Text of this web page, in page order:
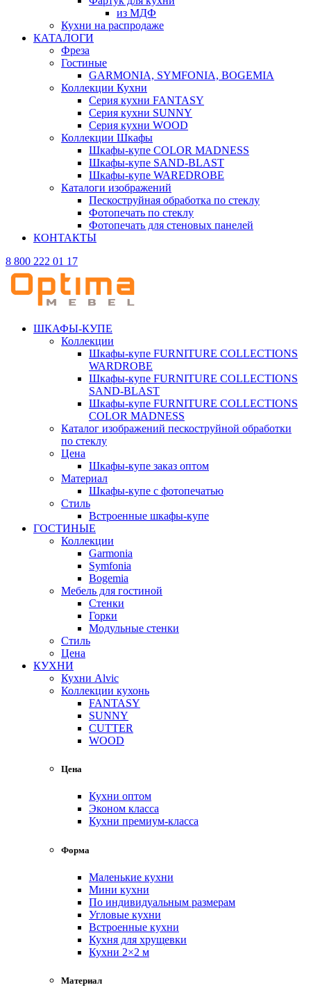
из МДФ
Кухни на распродаже
КАТАЛОГИ
Фреза
Гостиные
GARMONIA, SYMFONIA, BOGEMIA
Коллекции Кухни
Серия кухни FANTASY
Серия кухни SUNNY
Серия кухни WOOD
Коллекции Шкафы
Шкафы-купе COLOR MADNESS
Шкафы-купе SAND-BLAST
Шкафы-купе WAREDROBE
Каталоги изображений
Пескоструйная обработка по стеклу
Фотопечать по стеклу
Фотопечать для стеновых панелей
КОНТАКТЫ
8 800 222 01 17
ШКАФЫ-КУПЕ
Коллекции
Шкафы-купе FURNITURE COLLECTIONS
WARDROBE
Шкафы-купе FURNITURE COLLECTIONS
SAND-BLAST
Шкафы-купе FURNITURE COLLECTIONS
COLOR MADNESS
Каталог изображений пескоструйной обработки
по стеклу
Цена
Шкафы-купе заказ оптом
Материал
Шкафы-купе с фотопечатью
Стиль
Встроенные шкафы-купе
ГОСТИНЫЕ
Коллекции
Garmonia
Symfonia
Bogemia
Мебель для гостиной
Стенки
Горки
Модульные стенки
Стиль
Цена
КУХНИ
Кухни Alvic
Коллекции кухонь
FANTASY
SUNNY
CUTTER
WOOD
Цена
Кухни оптом
Эконом класса
Кухни премиум-класса
Форма
Маленькие кухни
Мини кухни
По индивидуальным размерам
Угловые кухни
Встроенные кухни
Кухня для хрущевки
Кухни 2×2 м
Материал